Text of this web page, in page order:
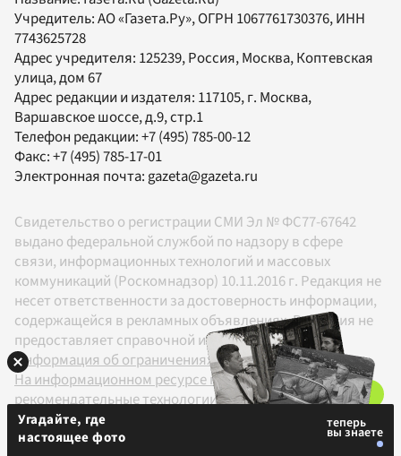
Учредитель:АО «Газета.Ру», ОГРН 1067761730376, ИНН
7743625728
Адрес учредителя: 125239, Россия, Москва, Коптевская
улица, дом 67
Адрес редакции и издателя: 117105, г. Москва,
Варшавское шоссе, д.9, стр.1
Телефон редакции:+7 (495) 785-00-12
Факс:+7 (495) 785-17-01
Электронная почта:gazeta@gazeta.ru
Свидетельство о регистрации СМИ Эл № ФС77-67642
выдано федеральной службой по надзору в сфере
связи, информационных технологий и массовых
коммуникаций (Роскомнадзор) 10.11.2016 г. Редакция не
несет ответственности за достоверность информации,
содержащейся в рекламных объявлениях. Редакция не
предоставляет справочной информации.
Информация об ограничениях
На информационном ресурсе применяются
рекомендательные технологии в соответствии с
Правилами
Угадайте, где
настоящее фото